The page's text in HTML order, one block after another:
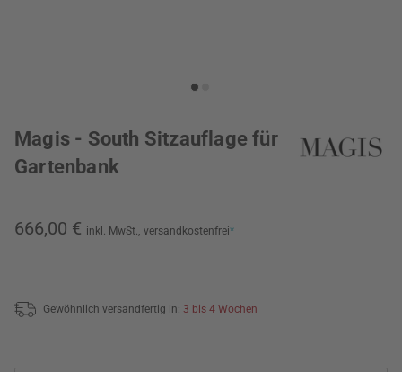
Magis - South Sitzauflage für
Gartenbank
666,00 € inkl. MwSt., versandkostenfrei*
Gewöhnlich versandfertig in: 3 bis 4 Wochen